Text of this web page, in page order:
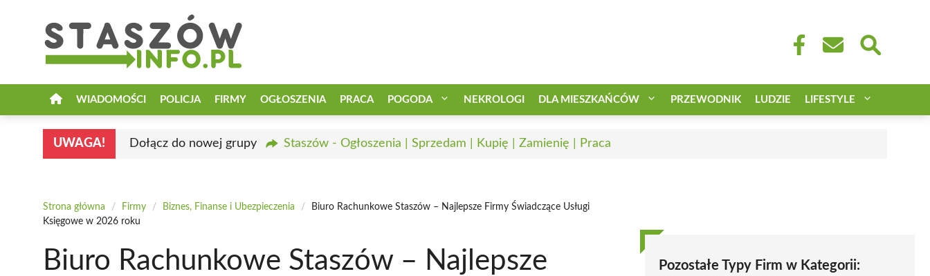
WIADOMOŚCI POLICJA FIRMY OGŁOSZENIA PRACA POGODA NEKROLOGI DLA MIESZKAŃCÓW PRZEWODNIK LUDZIE LIFESTYLE
UWAGA! Dołącz do nowej grupy Staszów - Ogłoszenia | Sprzedam | Kupię | Zamienię | Praca
Strona główna / Firmy / Biznes, Finanse i Ubezpieczenia /
Biuro Rachunkowe Staszów – Najlepsze Firmy Świadczące Usługi
Księgowe w 2026 roku
Biuro Rachunkowe Staszów – Najlepsze
Pozostałe Typy Firm w Kategorii: